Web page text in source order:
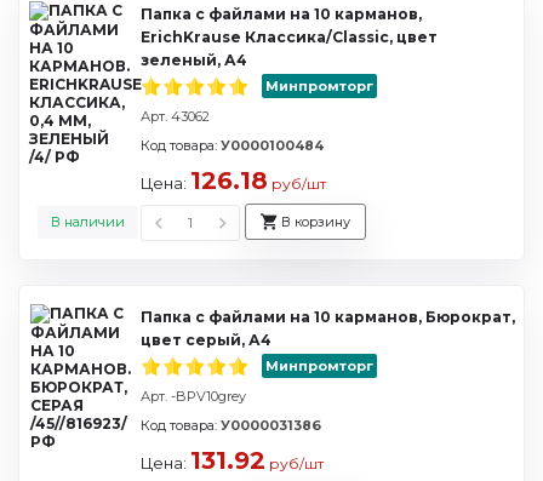
Папка с файлами на 10 карманов,
ErichKrause Классика/Classic, цвет
зеленый, А4
Минпромторг
Арт. 43062
В наличии
Код товара: У0000100484
Цена: 126.18 руб/шт
В корзину
Папка с файлами на 10 карманов, Бюрократ,
цвет серый, А4
Минпромторг
Арт. -BPV10grey
Код товара: У0000031386
Цена: 131.92 руб/шт